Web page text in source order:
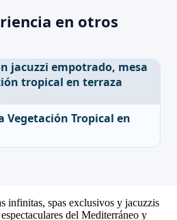
en otros
Vegetación Tropical en
infinitas, spas exclusivos y jacuzzis
del Mediterráneo y